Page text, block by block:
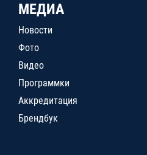
МЕДИА
Новости
Фото
Видео
Программки
Аккредитация
Брендбук